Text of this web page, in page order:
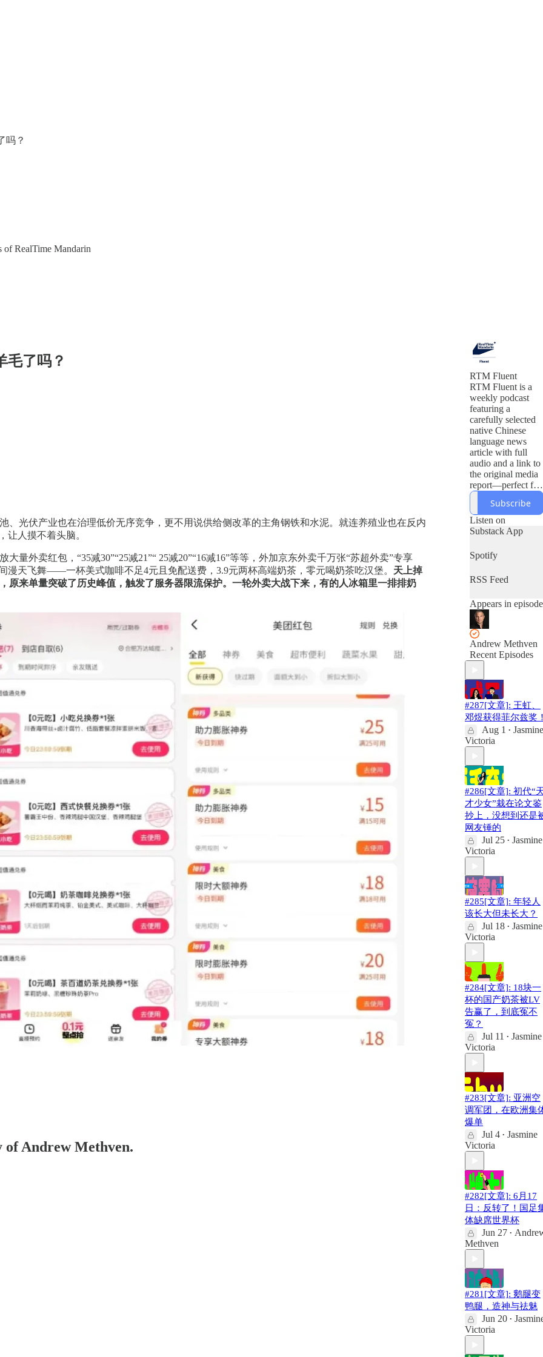
吗？
of RealTime Mandarin
毛了吗？
、光伏产业也在治理低价无序竞争，更不用说供给侧改革的主角钢铁和水泥。就连养殖业也在反内
让人摸不着头脑。
量外卖红包，“35减30”“25减21”“ 25减20”“16减16”等等，外加京东外卖千万张“苏超外卖”专享
漫天飞舞——一杯美式咖啡不足4元且免配送费，3.9元两杯高端奶茶，零元喝奶茶吃汉堡。 天上掉
原来单量突破了历史峰值，触发了服务器限流保护。一轮外卖大战下来，有的人冰箱里一排排奶
of Andrew Methven.
RTM Fluent
RTM Fluent is a
weekly podcast
featuring a
carefully selected
native Chinese
language news
article with full
audio and a link to
the original media
report—perfect for
post-study practice.
Subscribe
Listen on
Substack App
Spotify
RSS Feed
Appears in episode
Andrew Methven
Recent Episodes
#287[文章]: 王虹、
邓煜获得菲尔兹奖
Aug 1 • Jasmine
Victoria
#286[文章]: 初代“
才少女”栽在论文鉴
抄上，没想到还是
网友锤的
Jul 25 • Jasmine
Victoria
#285[文章]: 年轻人
该长大但未长大？
Jul 18 • Jasmine
Victoria
#284[文章]: 18块一
杯的国产奶茶被LV
告赢了，到底冤不
冤？
Jul 11 • Jasmine
Victoria
#283[文章]: 亚洲空
调军团，在欧洲集
爆单
Jul 4 • Jasmine
Victoria
#282[文章]: 6月17
日：反转了！国足
体缺席世界杯
Jun 27 •
Methven
#281[文章]: 鹅腿变
鸭腿，造神与祛魅
Jun 20 •
Victoria